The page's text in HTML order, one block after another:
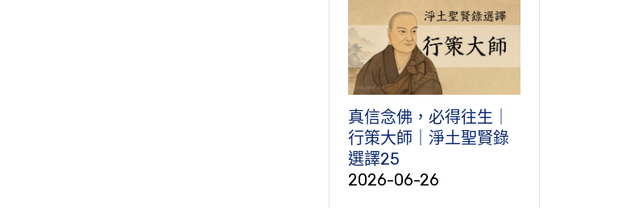
真信念佛，必得往生｜
行策大師｜淨土聖賢錄
選譯25
2026-06-26